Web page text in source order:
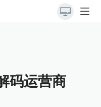
码运营商